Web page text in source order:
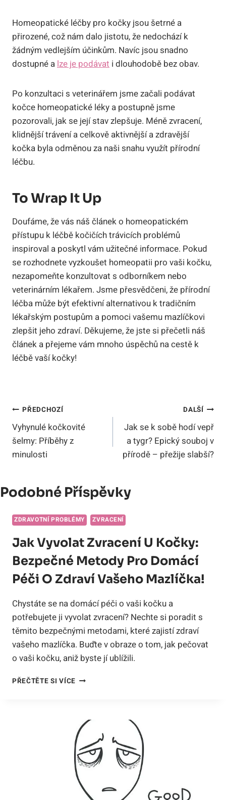
Homeopatické ‌léčby pro kočky jsou šetrné‌ a
přirozené, ⁤což nám dalo jistotu, že nedochází k⁣
žádným vedlejším účinkům. Navíc jsou snadno
dostupné a lze je podávat ​ i dlouhodobě bez obav.
Po konzultaci s veterinářem jsme začali podávat
kočce homeopatické léky a postupně jsme
pozorovali, ⁤jak se její stav ‍zlepšuje.⁤ Méně⁢ zvracení,
klidnější⁣ trávení⁤ a celkově aktivnější a zdravější
kočka⁣ byla odměnou za naši snahu využít‍ přírodní
léčbu.
To Wrap It Up
Doufáme, že‌ vás náš článek o homeopatickém
přístupu k léčbě kočičích​ trávicích⁣ problémů
inspiroval a poskytl vám užitečné⁤ informace. ‌Pokud
se rozhodnete vyzkoušet homeopatii ‍pro vaši kočku,
nezapomeňte⁤ konzultovat s odborníkem​ nebo
‍veterinárním ⁤lékařem. Jsme přesvědčeni, že přírodní
léčba může být efektivní alternativou k tradičním⁣
lékařským postupům a pomoci vašemu mazlíčkovi
⁢zlepšit jeho zdraví. Děkujeme, že jste si přečetli​ náš
článek a⁢ přejeme vám mnoho ⁢úspěchů ⁢na ‍cestě k
léčbě vaší kočky!
Navigace
Pro
Příspěvek
PŘEDCHOZÍ
Vyhynulé kočkovité
šelmy: Příběhy z
minulosti
DALŠÍ
Jak se k sobě hodí vepř
a tygr? Epický souboj v
přírodě – přežije slabší?
Podobné Příspěvky
ZDRAVOTNÍ PROBLÉMY ZVRACENÍ
Jak Vyvolat Zvracení U Kočky:
Bezpečné Metody Pro Domácí
Péči O Zdraví Vašeho Mazlíčka!
Chystáte se na domácí péči o vaši kočku a
potřebujete ji vyvolat zvracení? Nechte si poradit s
těmito bezpečnými metodami, které zajistí zdraví
vašeho mazlíčka. Buďte v obraze o tom, jak pečovat
o vaši kočku, aniž byste jí ublížili.
PŘEČTĚTE SI VÍCEJAK
KOČKY:
BEZPEČNÉ
METODY
PRO
DOMÁCÍ
PÉČI
O
ZDRAVÍ